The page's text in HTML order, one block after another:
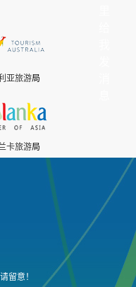
亚旅游局
卡旅游局
留意！